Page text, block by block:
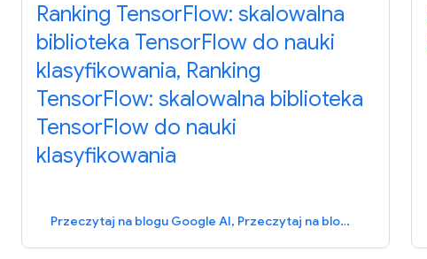
Ranking TensorFlow: skalowalna
biblioteka TensorFlow do nauki
klasyfikowania, Ranking
TensorFlow: skalowalna biblioteka
TensorFlow do nauki
klasyfikowania
Przeczytaj na blogu Google AI, Przeczytaj na blogu Google AI